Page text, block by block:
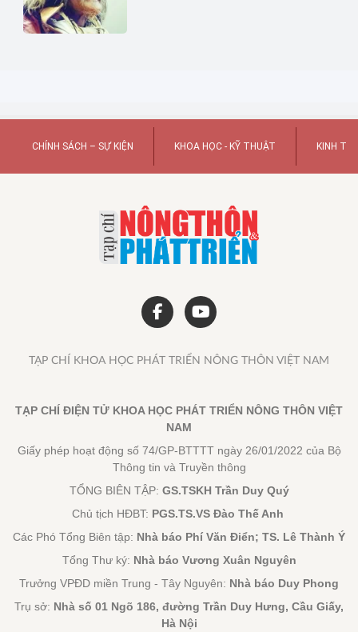
CHÍNH SÁCH – SỰ KIỆN KHOA HỌC - KỸ THUẬT KINH TẾ
TẠP CHÍ KHOA HỌC PHÁT TRIỂN NÔNG THÔN VIỆT NAM
TẠP CHÍ ĐIỆN TỬ KHOA HỌC PHÁT TRIỂN NÔNG THÔN VIỆT
NAM
Giấy phép hoạt động số 74/GP-BTTTT ngày 26/01/2022 của Bộ
Thông tin và Truyền thông
TỔNG BIÊN TẬP: GS.TSKH Trần Duy Quý
Chủ tịch HĐBT: PGS.TS.VS Đào Thế Anh
Các Phó Tổng Biên tập: Nhà báo Phí Văn Điển; TS. Lê Thành Ý
Tổng Thư ký: Nhà báo Vương Xuân Nguyên
Trưởng VPĐD miền Trung - Tây Nguyên: Nhà báo Duy Phong
Trụ sở: Nhà số 01 Ngõ 186, đường Trần Duy Hưng, Cầu Giấy,
Hà Nội